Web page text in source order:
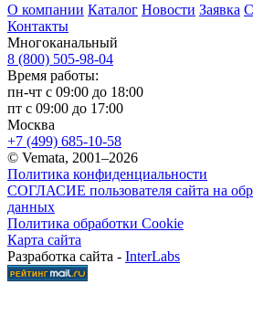
О компании Каталог Новости Заявка
Контакты
Многоканальный
8 (800) 505-98-04
Время работы:
пн-чт с 09:00 до 18:00
пт с 09:00 до 17:00
Москва
+7 (499) 685-10-58
© Vemata, 2001–2026
Политика конфиденциальности
СОГЛАСИЕ пользователя сайта на
данных
Политика обработки Cookie
Карта сайта
Разработка сайта - InterLabs